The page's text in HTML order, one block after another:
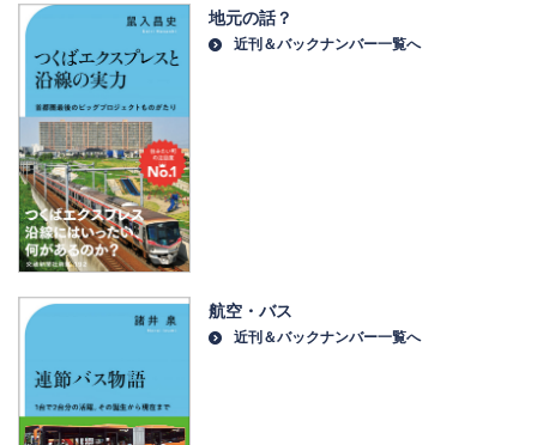
地元の話？
近刊＆バックナンバー一覧へ
航空・バス
近刊＆バックナンバー一覧へ